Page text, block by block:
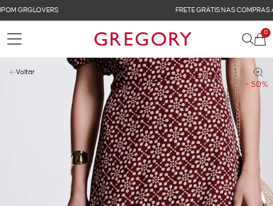
FRETE GRÁTIS NAS COMPRAS ACIMA DE R$ 899
0
- 50%
Voltar